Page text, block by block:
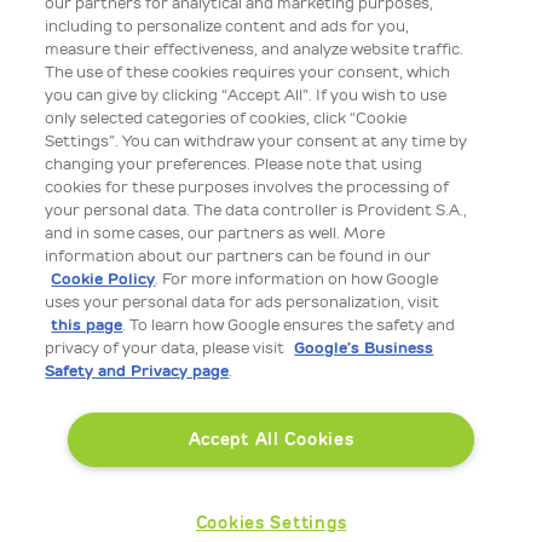
spełni pozostałe warunki wskazane w regulaminie promocji. Regulamin
dostępny na www.provident.pl. Organizatorem promocji jest Provident
Polska SA.
Wszelkie prawa zastrzeżone dla Provident Polska S.A. z siedzibą przy ul.
Inflanckiej 4A, 00-189 Warszawa, wpisana przez Sąd Rejonowy dla m.st.
Warszawy, XII Wydział Gospodarczy Krajowego Rejestru Sądowego do
rejestru przedsiębiorców Krajowego Rejestru Sądowego pod numerem
KRS 0000009389, zarejestrowana jako podatnik pod numerem NIP 525-
15-71-292, o kapitale zakładowym w wysokości 142 900 000, 00 zł, który
został wpłacony w całości. Numer wpisu do rejestru krajowych instytucji
płatniczych: IP61/2024, organ nadzoru: Komisja Nadzoru Finansowego,
ul. Piękna 20, 00-549 Warszawa. Provident Polska S.A. przestrzega Zasad
Ładu Korporacyjnego dla Instytucji Nadzorowanej wydanych przez KNF.
Numer wpisu do Rejestru Instytucji Pożyczkowych prowadzonego przez
Komisję Nadzoru Finansowego: RIP000055.
Deklaracja dostępności
including to personalize content and ads for you,
measure their effectiveness, and analyze website traffic.
The use of these cookies requires your consent, which
you can give by clicking “Accept All”. If you wish to use
only selected categories of cookies, click “Cookie
Settings”. You can withdraw your consent at any time by
changing your preferences. Please note that using
cookies for these purposes involves the processing of
your personal data. The data controller is Provident S.A.,
and in some cases, our partners as well. More
information about our partners can be found in our
Cookie Policy. For more information on how Google
uses your personal data for ads personalization, visit
this page. To learn how Google ensures the safety and
privacy of your data, please visit Google’s Business
Safety and Privacy page.
Accept All Cookies
Cookies Settings